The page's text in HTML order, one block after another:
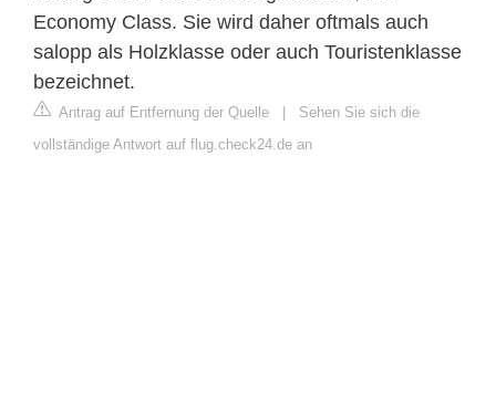
Economy Class. Sie wird daher oftmals auch
salopp als Holzklasse oder auch Touristenklasse
bezeichnet.
Antrag auf Entfernung der Quelle
Sehen Sie sich die
vollständige Antwort auf flug.check24.de an